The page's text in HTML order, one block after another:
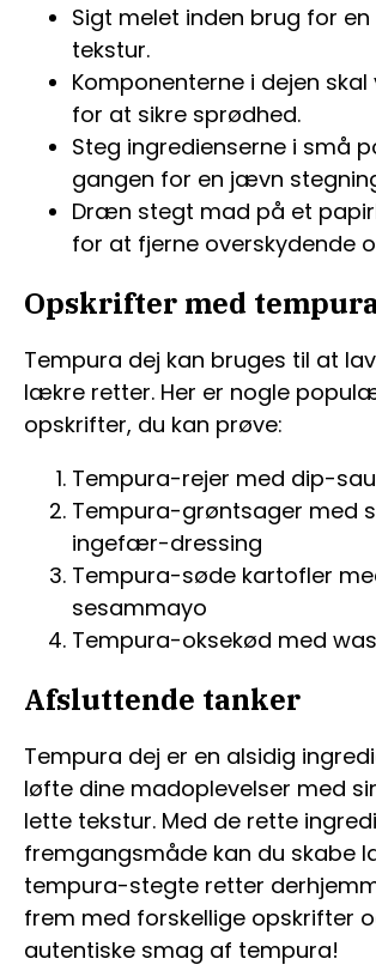
Sigt melet inden brug for
tekstur.
Komponenterne i dejen
for at sikre sprødhed.
Steg ingredienserne i små
gangen for en jævn
Dræn stegt mad på et
for at fjerne overskydende
Opskrifter med
Tempura dej kan bruges til at
lækre retter. Her er nogle
opskrifter, du kan prøve:
Tempura-rejer med dip-
Tempura-grøntsager med
ingefær-dressing
Tempura-søde kartofler
sesammayo
Tempura-oksekød med
Afsluttende tanker
Tempura dej er en alsidig
løfte dine madoplevelser med
lette tekstur. Med de rette
fremgangsmåde kan du skabe
tempura-stegte retter
frem med forskellige opskrifter
autentiske smag af tempura!